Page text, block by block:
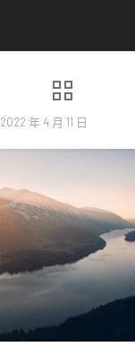
2022 年 4 月 11 日